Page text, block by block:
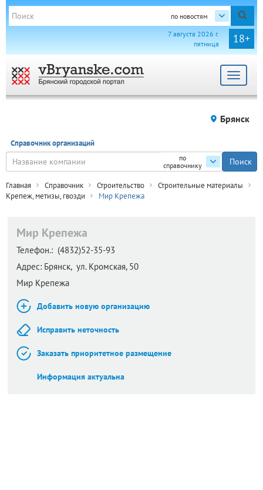
по новостям
18+
7 августа 2026 г.
пятница
Toggle
Брянск
Справочник организаций
по
справочнику
Главная Справочник Строительство
Строительные материалы
Крепеж, метизы, гвозди
Мир Крепежа
Мир Крепежа
Телефон.: (4832)52-35-93
Адрес: Брянск, ул. Кромская, 50
Мир Крепежа
Добавить новую организацию
Исправить неточность
Заказать приоритетное размещение
Информация актуальна